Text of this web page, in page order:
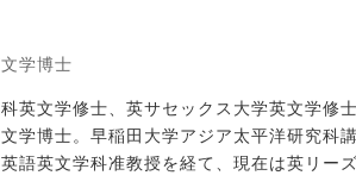
学博士
英文学修士、英サセックス大学英文学修
学博士。早稲田大学アジア太平洋研究科講
語英文学科准教授を経て、現在は英リー